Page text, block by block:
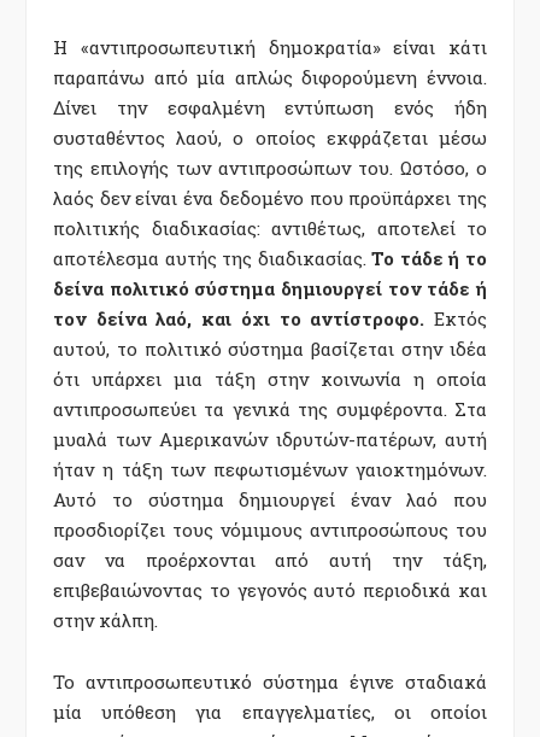
Η «αντιπροσωπευτική δημοκρατία» είναι κάτι
παραπάνω από μία απλώς διφορούμενη έννοια.
Δίνει την εσφαλμένη εντύπωση ενός ήδη
συσταθέντος λαού, ο οποίος εκφράζεται μέσω
της επιλογής των αντιπροσώπων του. Ωστόσο, ο
λαός δεν είναι ένα δεδομένο που προϋπάρχει της
πολιτικής διαδικασίας: αντιθέτως, αποτελεί το
αποτέλεσμα αυτής της διαδικασίας. Το τάδε ή το
δείνα πολιτικό σύστημα δημιουργεί τον τάδε ή
τον δείνα λαό, και όχι το αντίστροφο. Εκτός
αυτού, το πολιτικό σύστημα βασίζεται στην ιδέα
ότι υπάρχει μια τάξη στην κοινωνία η οποία
αντιπροσωπεύει τα γενικά της συμφέροντα. Στα
μυαλά των Αμερικανών ιδρυτών-πατέρων, αυτή
ήταν η τάξη των πεφωτισμένων γαιοκτημόνων.
Αυτό το σύστημα δημιουργεί έναν λαό που
προσδιορίζει τους νόμιμους αντιπροσώπους του
σαν να προέρχονται από αυτή την τάξη,
επιβεβαιώνοντας το γεγονός αυτό περιοδικά και
στην κάλπη.
Το αντιπροσωπευτικό σύστημα έγινε σταδιακά
μία υπόθεση για επαγγελματίες, οι οποίοι